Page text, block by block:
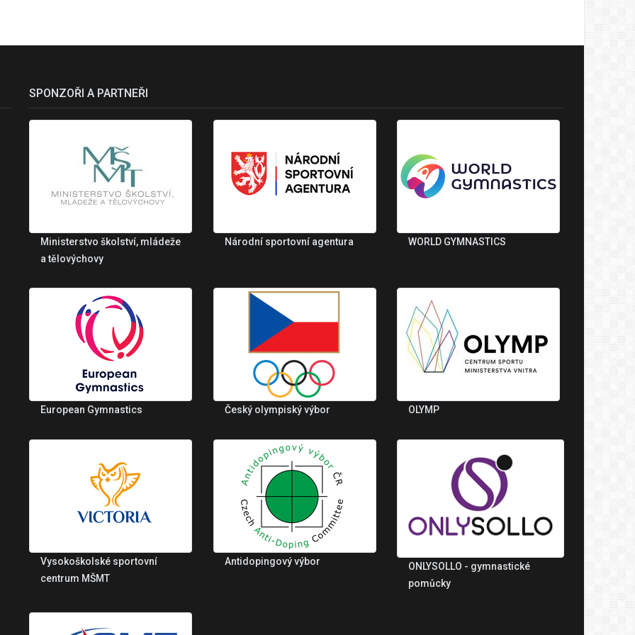
SPONZOŘI A PARTNEŘI
Ministerstvo školství, mládeže
a tělovýchovy
Národní sportovní agentura WORLD GYMNASTICS
European Gymnastics Český olympiský výbor OLYMP
Vysokoškolské sportovní
centrum MŠMT
Antidopingový výbor
ONLYSOLLO - gymnastické
pomůcky